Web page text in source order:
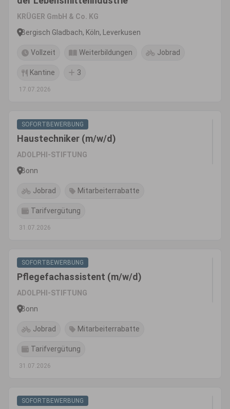
KRÜGER GmbH & Co. KG
Bergisch Gladbach, Köln, Leverkusen
Vollzeit Weiterbildungen Jobrad
Kantine 3
17.07.2026
SOFORTBEWERBUNG
Haustechniker (m/w/d)
ADOLPHI-STIFTUNG
Bonn
Jobrad Mitarbeiterrabatte
Tarifvergütung
31.07.2026
SOFORTBEWERBUNG
Pflegefachassistent (m/w/d)
ADOLPHI-STIFTUNG
Bonn
Jobrad Mitarbeiterrabatte
Tarifvergütung
31.07.2026
SOFORTBEWERBUNG